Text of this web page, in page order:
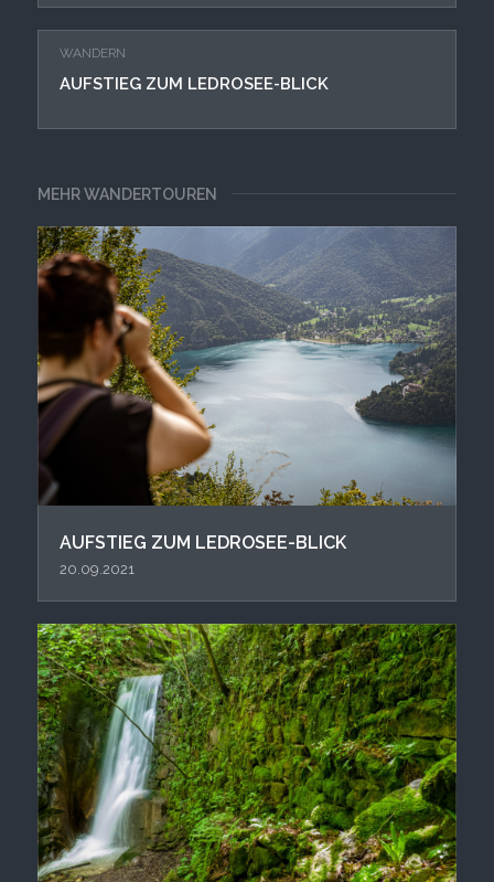
WANDERN
AUFSTIEG ZUM LEDROSEE-BLICK
MEHR WANDERTOUREN
AUFSTIEG ZUM LEDROSEE-BLICK
20.09.2021